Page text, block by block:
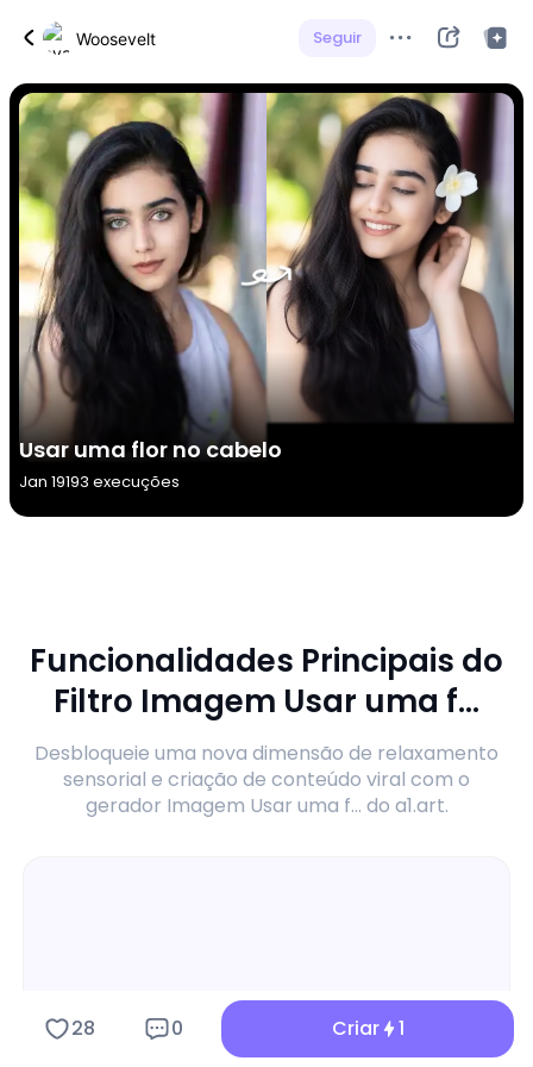
Woosevelt Seguir
Usar uma flor no cabelo
Jan 19193 execuções
Funcionalidades Principais do
Filtro Imagem Usar uma f...
Desbloqueie uma nova dimensão de relaxamento
sensorial e criação de conteúdo viral com o
gerador Imagem Usar uma f... do a1.art.
28 0 Criar 1